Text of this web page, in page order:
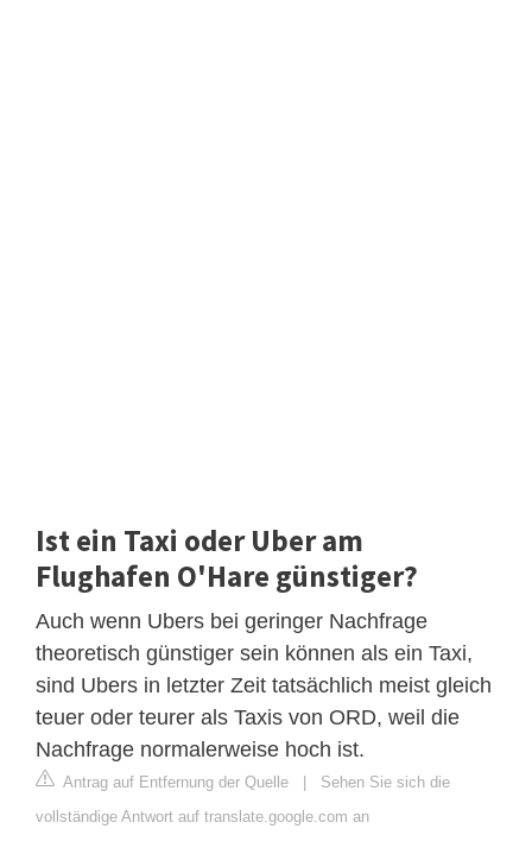
Ist ein Taxi oder Uber am
Flughafen O'Hare günstiger?
Auch wenn Ubers bei geringer Nachfrage
theoretisch günstiger sein können als ein Taxi,
sind Ubers in letzter Zeit tatsächlich meist gleich
teuer oder teurer als Taxis von ORD, weil die
Nachfrage normalerweise hoch ist.
Antrag auf Entfernung der Quelle | Sehen Sie sich die
vollständige Antwort auf translate.google.com an